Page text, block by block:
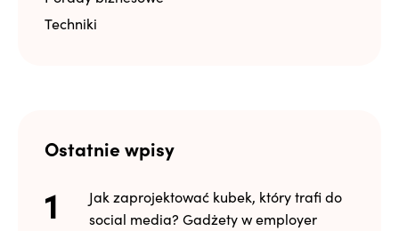
Techniki
Ostatnie wpisy
Jak zaprojektować kubek, który trafi do
social media? Gadżety w employer